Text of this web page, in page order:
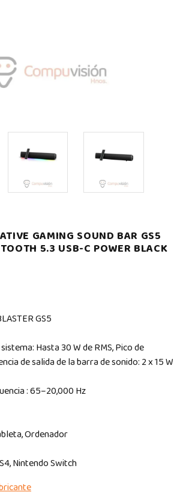
GAMING SOUND BAR GS5
5.3 USB-C POWER BLACK
GS5
Hasta 30 W de RMS, Pico de
de salida de la barra de sonido: 2 x 15 W
: 65–20,000 Hz
Ordenador
Nintendo Switch